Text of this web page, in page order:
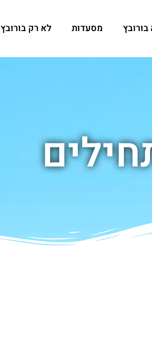
בורובץ מסעדות לא רק בורובץ